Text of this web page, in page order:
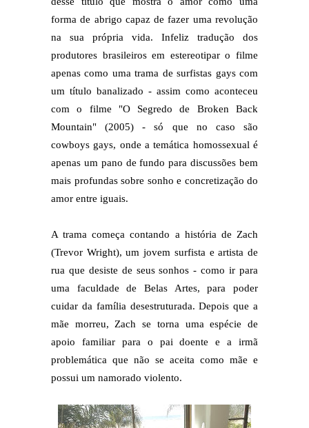
forma de abrigo capaz de fazer uma revolução
na sua própria vida. Infeliz tradução dos
produtores brasileiros em estereotipar o filme
apenas como uma trama de surfistas gays com
um título banalizado - assim como aconteceu
com o filme "O Segredo de Broken Back
Mountain" (2005) - só que no caso são
cowboys gays, onde a temática homossexual é
apenas um pano de fundo para discussões bem
mais profundas sobre sonho e concretização do
amor entre iguais.
A trama começa contando a história de Zach
(Trevor Wright), um jovem surfista e artista de
rua que desiste de seus sonhos - como ir para
uma faculdade de Belas Artes, para poder
cuidar da família desestruturada. Depois que a
mãe morreu, Zach se torna uma espécie de
apoio familiar para o pai doente e a irmã
problemática que não se aceita como mãe e
possui um namorado violento.